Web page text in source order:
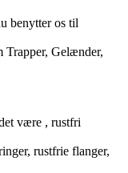
benytter os til
Trapper, Gelænder,
være , rustfri
rustfrie flanger,